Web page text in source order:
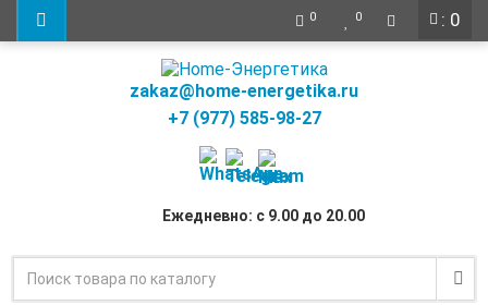
: 0
0 0
zakaz@home-energetika.ru
+7 (977) 585-98-27
Ежедневно: с 9.00 до 20.00